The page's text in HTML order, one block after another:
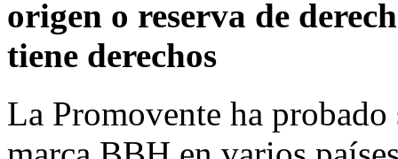
origen o reserva de
tiene derechos
La Promovente ha